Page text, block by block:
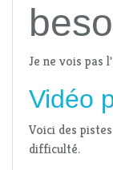
Je ne vois pas
Vidéo
Voici des
difficulté.